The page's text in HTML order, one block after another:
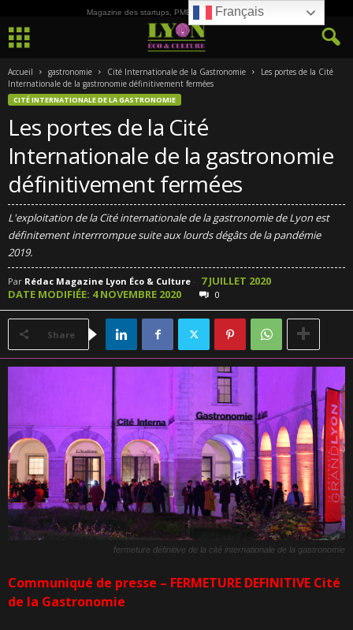
Magazine des startups, PME, ETI et de la Culture
Accueil gastronomie Cité Internationale de la Gastronomie
Les portes de la Cité
Internationale de la gastronomie définitivement fermées
CITÉ INTERNATIONALE DE LA GASTRONOMIE
Les portes de la Cité
Internationale de la gastronomie
définitivement fermées
L'exploitation de la Cité internationale de la gastronomie de Lyon est
définitement interrrompue suite aux lourds dégâts de la pandémie
2019.
Par Rédac Magazine Lyon Éco & Culture - 7 JUILLET 2020
DATE MODIFIÉE: 4 NOVEMBRE 2020
0
Share
fermeture définitive de la cité internationale de la gastronomie
Communiqué de presse – FERMETURE DEFINITIVE Cité
de la Gastronomie
Français